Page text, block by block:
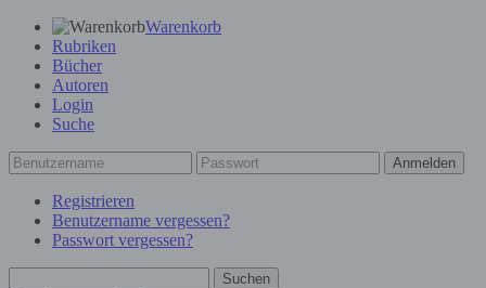
Warenkorb
Rubriken
Bücher
Autoren
Login
Suche
Anmelden
Registrieren
Benutzername vergessen?
Passwort vergessen?
Suchen